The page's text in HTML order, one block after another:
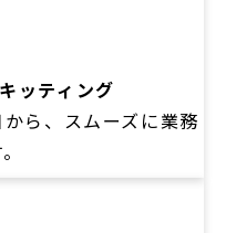
ッティング
ら、スムーズに業務